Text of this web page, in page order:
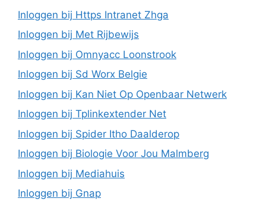
Inloggen bij Https Intranet Zhga
Inloggen bij Met Rijbewijs
Inloggen bij Omnyacc Loonstrook
Inloggen bij Sd Worx Belgie
Inloggen bij Kan Niet Op Openbaar Netwerk
Inloggen bij Tplinkextender Net
Inloggen bij Spider Itho Daalderop
Inloggen bij Biologie Voor Jou Malmberg
Inloggen bij Mediahuis
Inloggen bij Gnap